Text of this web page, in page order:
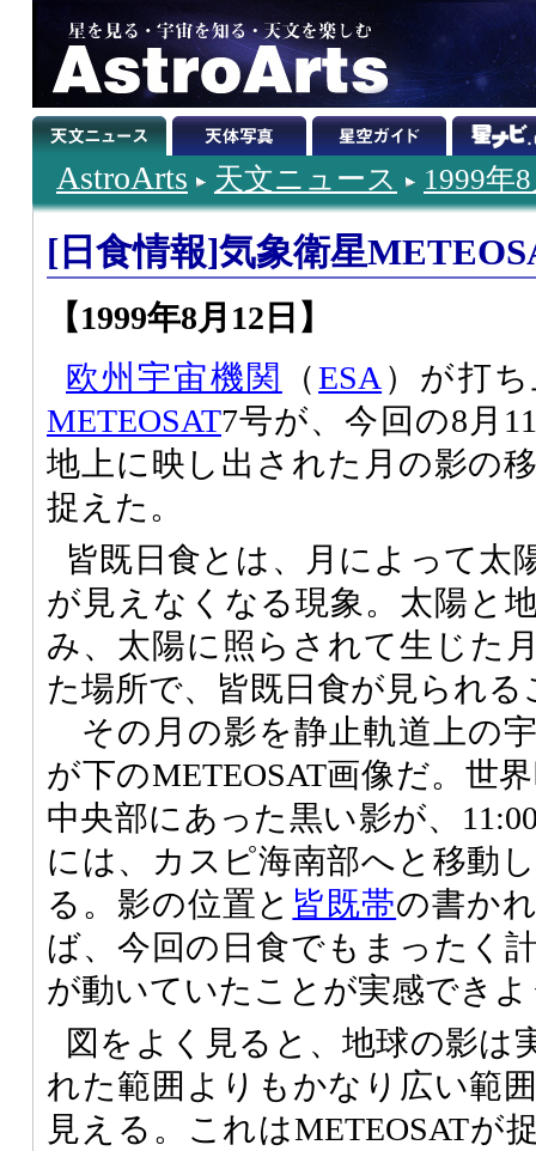
AstroArts 天文ニュース 1999年
[日食情報]気象衛星
【1999年8月12日】
欧州宇宙機関
（ESA ）が打
METEOSAT7号が、今回の8月
地上に映し出された月の影の
捉えた。
皆既日食とは、月によって太
が見えなくなる現象。太陽と
み、太陽に照らされて生じた
た場所で、皆既日食が見られ
その月の影を静止軌道上の
が下のMETEOSAT画像だ。世
中央部にあった黒い影が、
には、カスピ海南部へと移動
る。影の位置と 皆既帯の書か
ば、今回の日食でもまったく
が動いていたことが実感でき
図をよく見ると、地球の影は
れた範囲よりもかなり広い範
見える。これはMETEOSATが